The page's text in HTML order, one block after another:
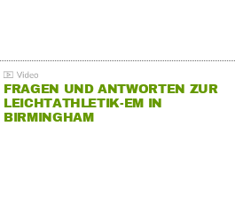
FRAGEN UND ANTWORTEN ZUR
LEICHTATHLETIK-EM IN
BIRMINGHAM